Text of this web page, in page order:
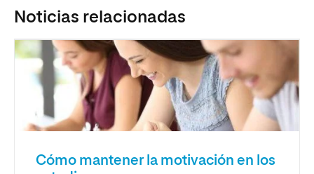
Noticias relacionadas
Cómo mantener la motivación en los